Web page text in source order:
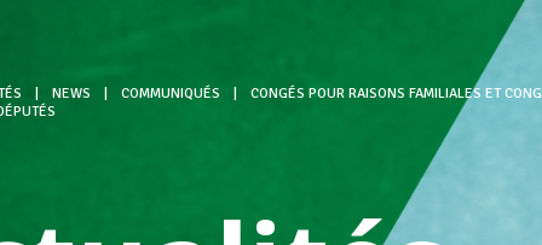
NEWS COMMUNIQUÉS
CONGÉS POUR RAISONS FAMILIALES ET